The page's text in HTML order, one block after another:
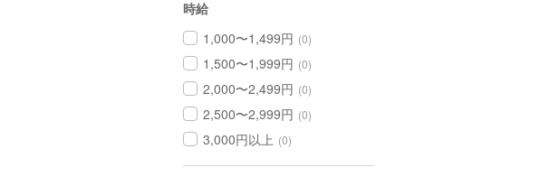
時給
1,000〜1,499円 (0)
1,500〜1,999円 (0)
2,000〜2,499円 (0)
2,500〜2,999円 (0)
3,000円以上 (0)